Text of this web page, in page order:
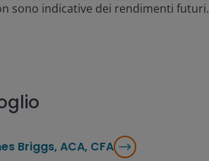
sono indicative dei rendimenti futuri.
Briggs, ACA, CFA